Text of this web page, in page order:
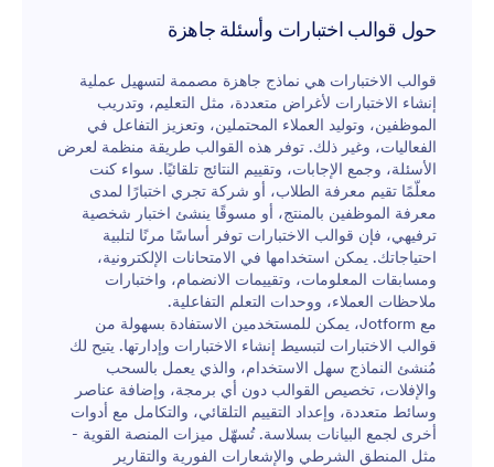
السريعة "كيو أر" يمكنهم مسحه ضوئيًا باستخدام هواتفهم.
من خلال نموذج مسابقة الرموز التعبيرية الذي يعد سهلا
ستستضيف أسئلة بسيطة ستجعل كل مشارك يبتسم مثل
😃!
حول قوالب اختبارات وأسئلة جاهزة
قوالب الاختبارات هي نماذج جاهزة مصممة لتسهيل عملية
إنشاء الاختبارات لأغراض متعددة، مثل التعليم، وتدريب
الموظفين، وتوليد العملاء المحتملين، وتعزيز التفاعل في
الفعاليات، وغير ذلك. توفر هذه القوالب طريقة منظمة لعرض
الأسئلة، وجمع الإجابات، وتقييم النتائج تلقائيًا. سواء كنت
معلّمًا تقيم معرفة الطلاب، أو شركة تجري اختبارًا لمدى
معرفة الموظفين بالمنتج، أو مسوقًا ينشئ اختبار شخصية
ترفيهي، فإن قوالب الاختبارات توفر أساسًا مرنًا لتلبية
احتياجاتك. يمكن استخدامها في الامتحانات الإلكترونية،
ومسابقات المعلومات، وتقييمات الانضمام، واختبارات
ملاحظات العملاء، ووحدات التعلم التفاعلية.
مع Jotform، يمكن للمستخدمين الاستفادة بسهولة من
قوالب الاختبارات لتبسيط إنشاء الاختبارات وإدارتها. يتيح لك
مُنشئ النماذج سهل الاستخدام، والذي يعمل بالسحب
والإفلات، تخصيص القوالب دون أي برمجة، وإضافة عناصر
وسائط متعددة، وإعداد التقييم التلقائي، والتكامل مع أدوات
أخرى لجمع البيانات بسلاسة. تُسهّل ميزات المنصة القوية -
مثل المنطق الشرطي والإشعارات الفورية والتقارير